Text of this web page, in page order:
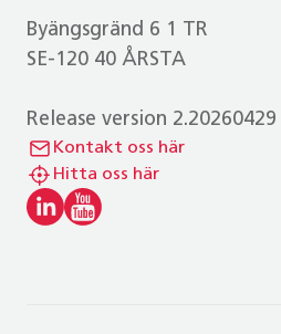
Byängsgränd 6 1 TR
SE-120 40 ÅRSTA
Release version 2.20260429
Kontakt oss här
Hitta oss här